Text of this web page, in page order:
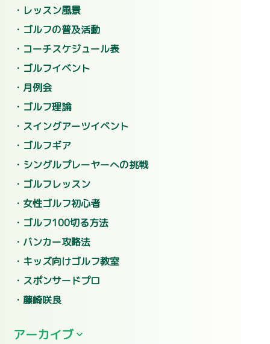
レッスン風景
ゴルフの普及活動
コーチスケジュール表
ゴルフイベント
月例会
ゴルフ理論
スイングアーツイベント
ゴルフギア
シングルプレーヤーへの挑戦
ゴルフレッスン
女性ゴルフ初心者
ゴルフ100切る方法
バンカー攻略法
キッズ向けゴルフ教室
スポンサードプロ
藤崎咲良
アーカイブ